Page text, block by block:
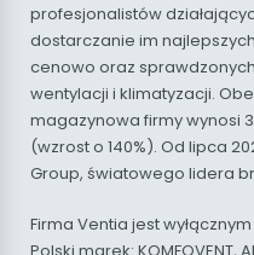
profesjonalistów
dostarczanie im
cenowo oraz
wentylacji i klimatyzacji.
magazynowa firmy wynosi
(wzrost o 140%). Od lipca
Group, światowego lidera
Firma Ventia jest